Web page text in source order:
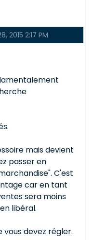
2015 2:17 PM
mais devient
passer en
C'est
car en tant
sera moins
libéral.
devez régler.